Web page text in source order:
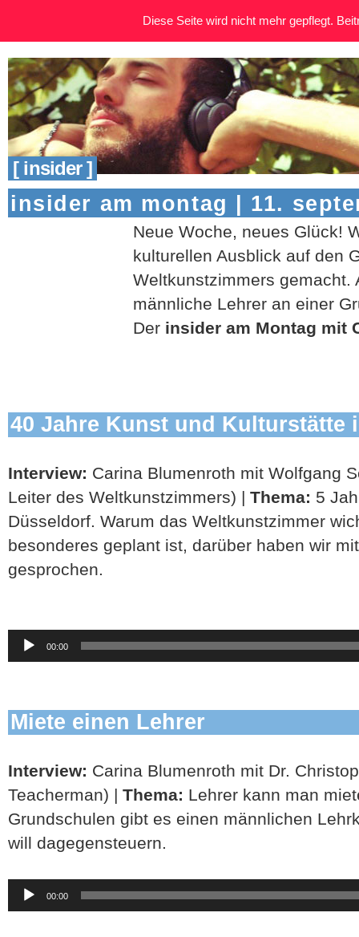
[ insider ]
insider am montag | 11.
Neue Woche, neues Glück!
kulturellen Ausblick auf den
Weltkunstzimmers gemacht.
männliche Lehrer an einer
Der insider am Montag mit
40 Jahre Kunst und Kulturstätte
Interview: Carina Blumenroth mit Wolfgang
Leiter des Weltkunstzimmers) | Thema: 5
Düsseldorf. Warum das Weltkunstzimmer
besonderes geplant ist, darüber haben wir
gesprochen.
Audio-
Player
00:00
Miete einen Lehrer
Interview: Carina Blumenroth mit Dr.
Teacherman) | Thema: Lehrer kann man
Grundschulen gibt es einen männlichen
will dagegensteuern.
Audio-
Player
00:00
Diese Seite wird nicht mehr gepflegt.